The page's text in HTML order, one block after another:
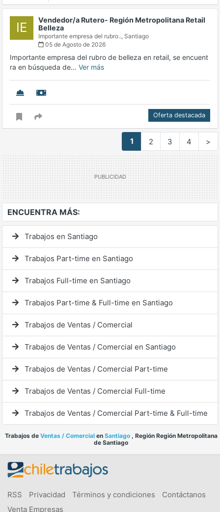
IE
Vendedor/a Rutero- Región Metropolitana Retail
Belleza
Importante empresa del rubro.., Santiago
05 de Agosto de 2026
Importante empresa del rubro de belleza en retail, se encuent
ra en búsqueda de… Ver más
Oferta destacada
1 2 3 4 >
ENCUENTRA MÁS:
Trabajos en Santiago
Trabajos Part-time en Santiago
Trabajos Full-time en Santiago
Trabajos Part-time & Full-time en Santiago
Trabajos de Ventas / Comercial
Trabajos de Ventas / Comercial en Santiago
Trabajos de Ventas / Comercial Part-time
Trabajos de Ventas / Comercial Full-time
Trabajos de Ventas / Comercial Part-time & Full-time
Trabajos de Ventas / Comercialen Santiago, Región Región Metropolitana
de Santiago
RSS Privacidad Términos y condiciones
Contáctanos
Venta Empresas